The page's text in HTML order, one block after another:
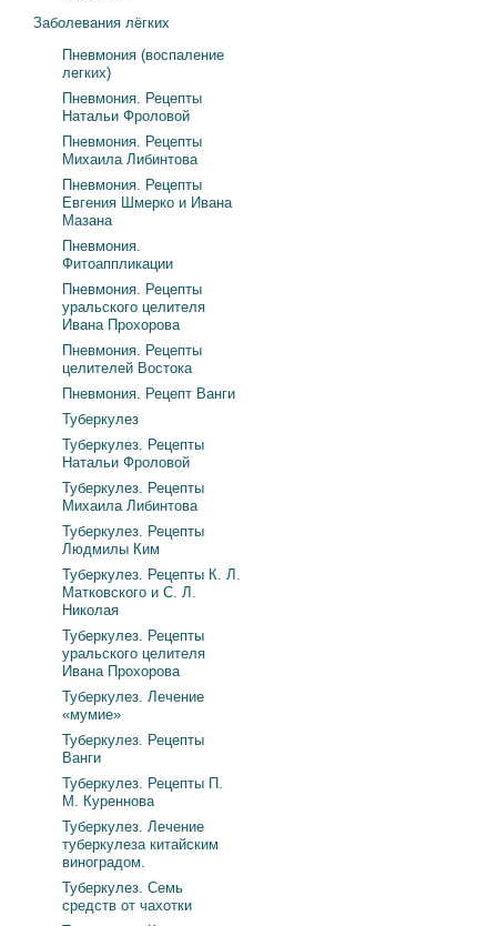
Заболевания лёгких
Пневмония (воспаление
легких)
Пневмония. Рецепты
Натальи Фроловой
Пневмония. Рецепты
Михаила Либинтова
Пневмония. Рецепты
Евгения Шмерко и Ивана
Мазана
Пневмония.
Фитоаппликации
Пневмония. Рецепты
уральского целителя
Ивана Прохорова
Пневмония. Рецепты
целителей Востока
Пневмония. Рецепт Ванги
Туберкулез
Туберкулез. Рецепты
Натальи Фроловой
Туберкулез. Рецепты
Михаила Либинтова
Туберкулез. Рецепты
Людмилы Ким
Туберкулез. Рецепты К. Л.
Матковского и С. Л.
Николая
Туберкулез. Рецепты
уральского целителя
Ивана Прохорова
Туберкулез. Лечение
«мумие»
Туберкулез. Рецепты
Ванги
Туберкулез. Рецепты П.
М. Куреннова
Туберкулез. Лечение
туберкулеза китайским
виноградом.
Туберкулез. Семь
средств от чахотки